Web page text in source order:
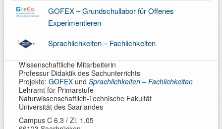
GOFEX – Grundschullabor für Offenes
Experimentieren
Sprachlichkeiten – Fachlichkeiten
Wissenschaftliche Mitarbeiterin
Professur Didaktik des Sachunterrichts
Projekte: GOFEX und Sprachlichkeiten – Fachlichkeiten
Lehramt für Primarstufe
Naturwissenschaftlich-Technische Fakultät
Universität des Saarlandes
Campus C 6.3 / Zi. 1.05